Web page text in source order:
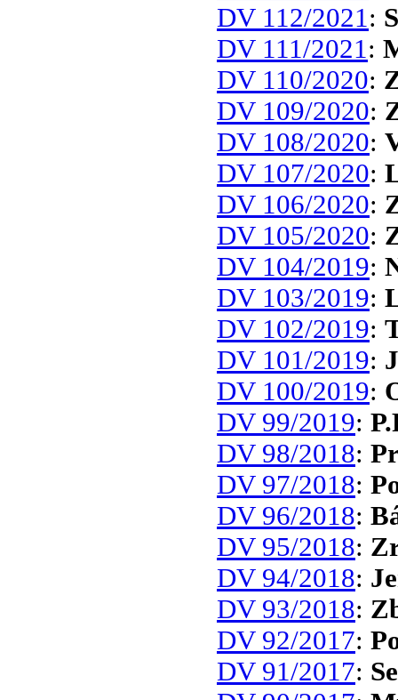
DV 112/2021:
DV 111/2021:
DV 110/2020:
DV 109/2020:
DV 108/2020:
DV 107/2020:
DV 106/2020:
DV 105/2020:
DV 104/2019:
DV 103/2019:
DV 102/2019:
DV 101/2019:
DV 100/2019:
DV 99/2019:
DV 98/2018:
DV 97/2018:
DV 96/2018:
DV 95/2018:
DV 94/2018:
DV 93/2018:
DV 92/2017:
DV 91/2017: